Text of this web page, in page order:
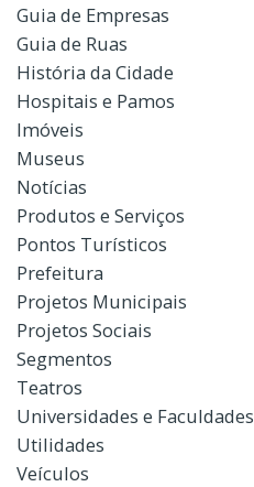
Guia de Empresas
Guia de Ruas
História da Cidade
Hospitais e Pamos
Imóveis
Museus
Notícias
Produtos e Serviços
Pontos Turísticos
Prefeitura
Projetos Municipais
Projetos Sociais
Segmentos
Teatros
Universidades e Faculdades
Utilidades
Veículos